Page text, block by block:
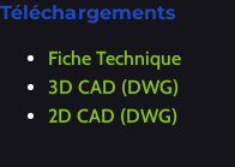
Téléchargements
Fiche Technique
3D CAD (DWG)
2D CAD (DWG)